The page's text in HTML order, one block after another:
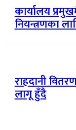
कार्यालय
नियन्त्रणका
राहदानी
लागू हुँदै